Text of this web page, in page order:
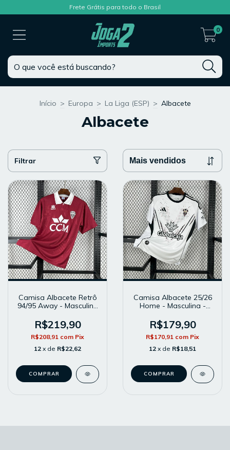
Frete Grátis para todo o Brasil
0
Início > Europa > La Liga (ESP) > Albacete
Albacete
Filtrar
Camisa Albacete Retrô
94/95 Away - Masculina
Vinho
R$219,90
R$208,91 com Pix
12 x de R$22,62
COMPRAR
Camisa Albacete 25/26
Home - Masculina -
Branca
R$179,90
R$170,91 com Pix
12 x de R$18,51
COMPRAR